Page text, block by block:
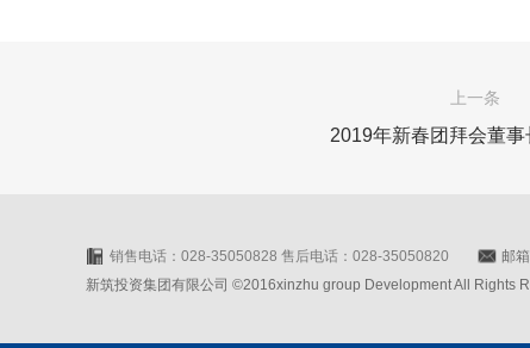
上一条
2019年新春团拜会董
销售电话：028-35050828 售后电话：028-35050820 邮
新筑投资集团有限公司 ©2016xinzhu group Development All Rights